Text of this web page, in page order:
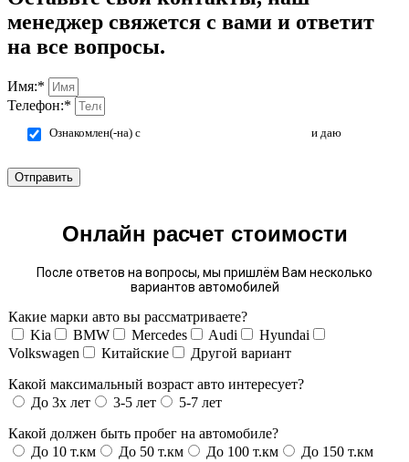
менеджер свяжется с вами и ответит
на все вопросы.
Имя:*
Телефон:*
Ознакомлен(-на) с
и даю
Отправить
Онлайн расчет стоимости
После ответов на вопросы, мы пришлём Вам несколько
вариантов автомобилей
Какие марки авто вы рассматриваете?
Kia
BMW Mercedes Audi
Hyundai
Volkswagen
Китайские
Другой вариант
Какой максимальный возраст авто интересует?
До 3х лет
3-5 лет
5-7 лет
Какой должен быть пробег на автомобиле?
До 10 т.км
До 50 т.км До 100 т.км До 150 т.км